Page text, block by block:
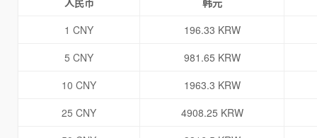
1 CNY
196.33 KRW
5 CNY
981.65 KRW
10 CNY
1963.3 KRW
25 CNY
4908.25 KRW